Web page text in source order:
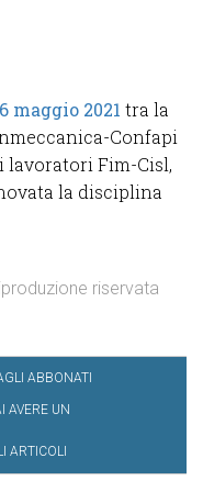
maggio 2021 tra la
Confapi
lavoratori Fim-Cisl,
la disciplina
riservata
ABBONATI
AVERE UN
ARTICOLI